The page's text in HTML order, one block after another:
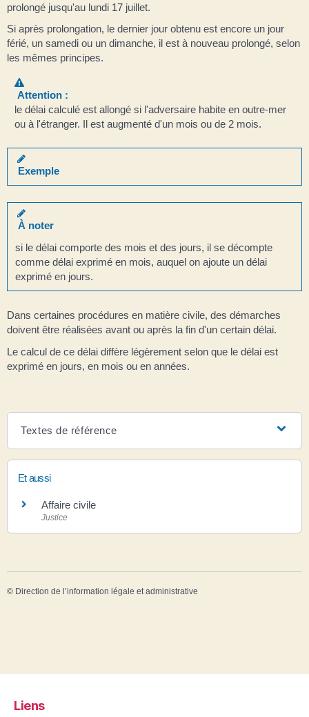
prolongé jusqu'au lundi 17 juillet.
Si après prolongation, le dernier jour obtenu est encore un jour
férié, un samedi ou un dimanche, il est à nouveau prolongé, selon
les mêmes principes.
Attention :
le délai calculé est allongé si l'adversaire habite en outre-mer
ou à l'étranger. Il est augmenté d'un mois ou de 2 mois.
Exemple
À noter
si le délai comporte des mois et des jours, il se décompte
comme délai exprimé en mois, auquel on ajoute un délai
exprimé en jours.
Dans certaines procédures en matière civile, des démarches
doivent être réalisées avant ou après la fin d'un certain délai.
Le calcul de ce délai diffère légèrement selon que le délai est
exprimé en jours, en mois ou en années.
Textes de référence
Et aussi
Affaire civile
Justice
© Direction de l’information légale et administrative
Liens